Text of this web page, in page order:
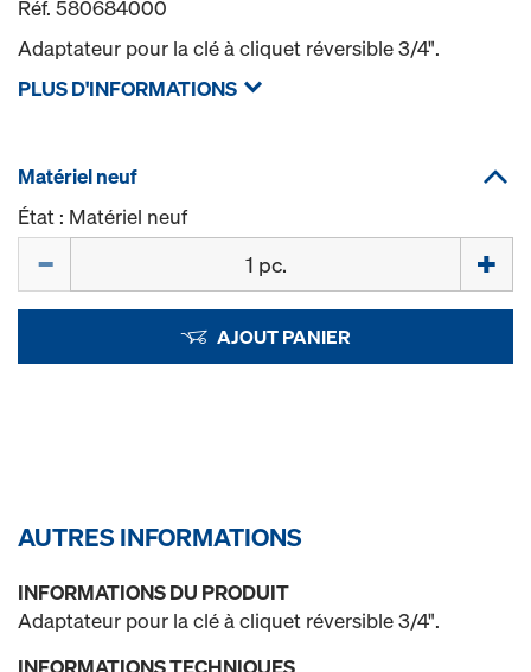
Réf. 580684000
Adaptateur pour la clé à cliquet réversible 3/4".
PLUS D'INFORMATIONS
Matériel neuf
État : Matériel neuf
AJOUT PANIER
AUTRES INFORMATIONS
INFORMATIONS DU PRODUIT
Adaptateur pour la clé à cliquet réversible 3/4".